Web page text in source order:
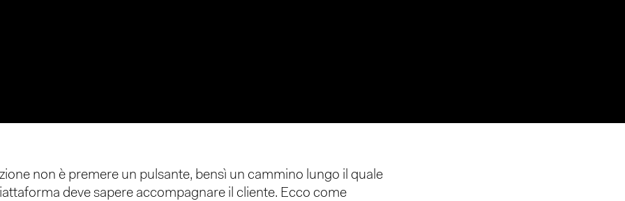
non è premere un pulsante, bensì un cammino lungo il quale
deve sapere accompagnare il cliente. Ecco come